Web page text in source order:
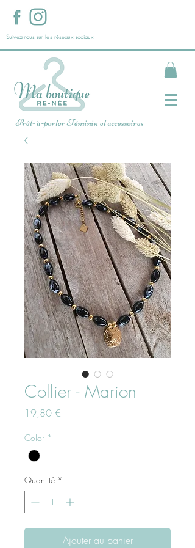
Suivez-nous sur les réseaux sociaux
Prêt- à-porter Féminin et accessoires
Collier - Marion
19,80 €
Color *
Quantité *
Ajouter au panier